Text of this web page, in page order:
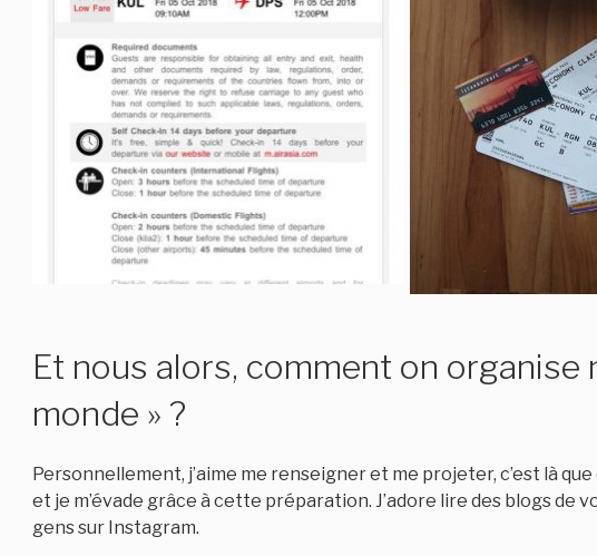
Et nous alors, comment on organise
monde » ?
Personnellement, j’aime me renseigner et me projeter, c’est là
et je m’évade grâce à cette préparation. J’adore lire des blogs de
gens sur Instagram.